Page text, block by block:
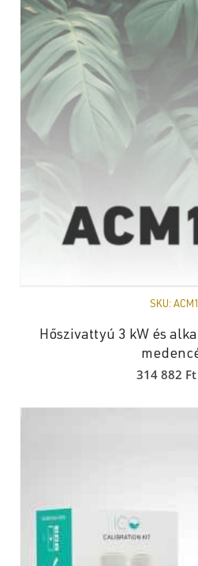
SKU:
Hőszivattyú 3 kW és
314 882 Ft